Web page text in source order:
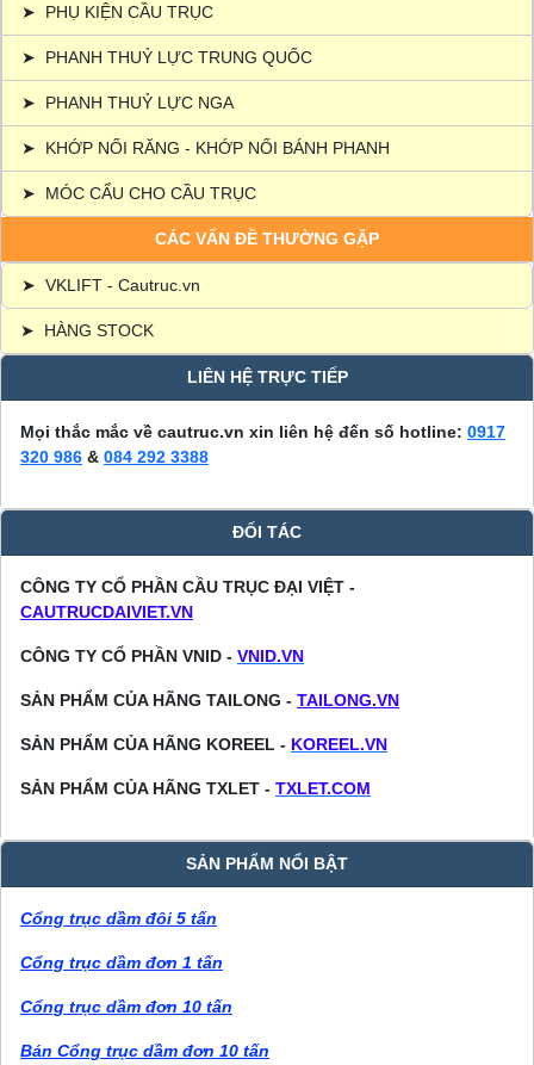
➤ PHỤ KIỆN CẦU TRỤC
➤ PHANH THUỶ LỰC TRUNG QUỐC
➤ PHANH THUỶ LỰC NGA
➤ KHỚP NỐI RĂNG - KHỚP NỐI BÁNH PHANH
➤ MÓC CẨU CHO CẦU TRỤC
CÁC VẤN ĐỀ THƯỜNG GẶP
➤ VKLIFT - Cautruc.vn
➤ HÀNG STOCK
LIÊN HỆ TRỰC TIẾP
Mọi thắc mắc về cautruc.vn xin liên hệ đến số hotline: 0917
320 986 & 084 292 3388
ĐỐI TÁC
CÔNG TY CỔ PHẦN CẦU TRỤC ĐẠI VIỆT -
CAUTRUCDAIVIET.VN
CÔNG TY CỔ PHẦN VNID - VNID.VN
SẢN PHẨM CỦA HÃNG TAILONG - TAILONG.VN
SẢN PHẨM CỦA HÃNG KOREEL - KOREEL.VN
SẢN PHẨM CỦA HÃNG TXLET - TXLET.COM
SẢN PHẨM NỔI BẬT
Cổng trục dầm đôi 5 tấn
Cổng trục dầm đơn 1 tấn
Cổng trục dầm đơn 10 tấn
Bán Cổng trục dầm đơn 10 tấn